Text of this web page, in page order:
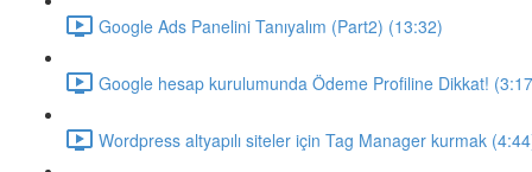
Google Ads Panelini Tanıyalım (Part2) (13:32)
Google hesap kurulumunda Ödeme Profiline Dikkat!
Wordpress altyapılı siteler için Tag Manager kurmak